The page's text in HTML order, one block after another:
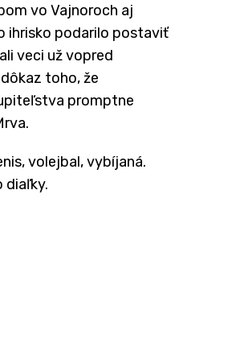
vo Vajnoroch aj
ihrisko podarilo postaviť
veci už vopred
toho, že
promptne
volejbal, vybíjaná.
diaľky.